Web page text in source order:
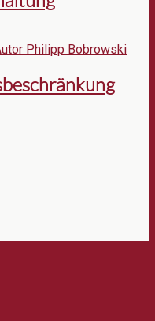
Philipp Bobrowski